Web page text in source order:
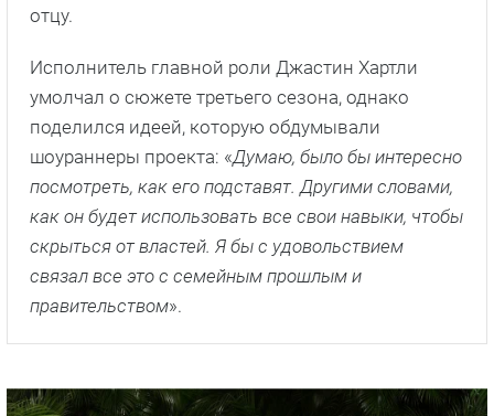
отцу.
Исполнитель главной роли Джастин Хартли
умолчал о сюжете третьего сезона, однако
поделился идеей, которую обдумывали
шоураннеры проекта: «Думаю, было бы интересно
посмотреть, как его подставят. Другими словами,
как он будет использовать все свои навыки, чтобы
скрыться от властей. Я бы с удовольствием
связал все это с семейным прошлым и
правительством».